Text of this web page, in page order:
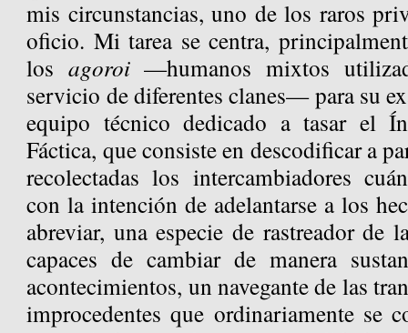
mis circunstancias, uno de los raros
oficio. Mi tarea se centra,
los agoroi—humanos mixtos
servicio de diferentes clanes— para su
equipo técnico dedicado a tasar el
Fáctica, que consiste en descodificar a
recolectadas los intercambiadores
con la intención de adelantarse a los
abreviar, una especie de rastreador de
capaces de cambiar de manera
acontecimientos, un navegante de las
improcedentes que ordinariamente se